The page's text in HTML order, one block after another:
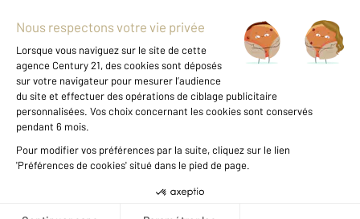
À propos
International
Nous contacter
Données personnelles